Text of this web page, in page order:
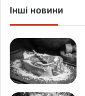
Інші новини